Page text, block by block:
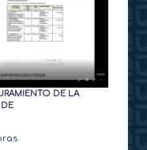
DE LA